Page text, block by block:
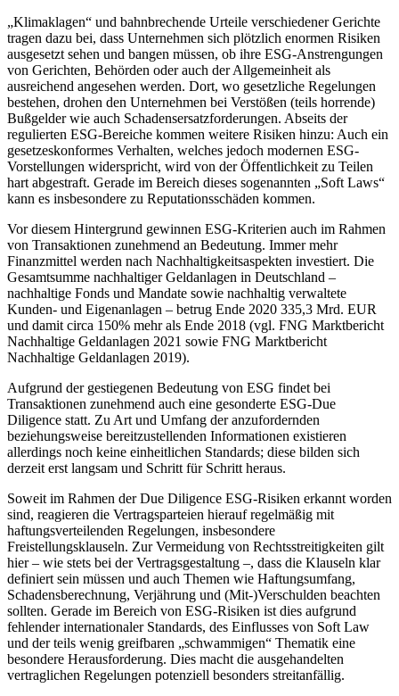
„Klimaklagen“ und bahnbrechende Urteile verschiedener Gerichte
tragen dazu bei, dass Unternehmen sich plötzlich enormen Risiken
ausgesetzt sehen und bangen müssen, ob ihre ESG-Anstrengungen
von Gerichten, Behörden oder auch der Allgemeinheit als
ausreichend angesehen werden. Dort, wo gesetzliche Regelungen
bestehen, drohen den Unternehmen bei Verstößen (teils horrende)
Bußgelder wie auch Schadensersatzforderungen. Abseits der
regulierten ESG-Bereiche kommen weitere Risiken hinzu: Auch ein
gesetzeskonformes Verhalten, welches jedoch modernen ESG-
Vorstellungen widerspricht, wird von der Öffentlichkeit zu Teilen
hart abgestraft. Gerade im Bereich dieses sogenannten „Soft Laws“
kann es insbesondere zu Reputationsschäden kommen.
Vor diesem Hintergrund gewinnen ESG-Kriterien auch im Rahmen
von Transaktionen zunehmend an Bedeutung. Immer mehr
Finanzmittel werden nach Nachhaltigkeitsaspekten investiert. Die
Gesamtsumme nachhaltiger Geldanlagen in Deutschland –
nachhaltige Fonds und Mandate sowie nachhaltig verwaltete
Kunden- und Eigenanlagen – betrug Ende 2020 335,3 Mrd. EUR
und damit circa 150% mehr als Ende 2018 (vgl. FNG Marktbericht
Nachhaltige Geldanlagen 2021 sowie FNG Marktbericht
Nachhaltige Geldanlagen 2019).
Aufgrund der gestiegenen Bedeutung von ESG findet bei
Transaktionen zunehmend auch eine gesonderte ESG-Due
Diligence statt. Zu Art und Umfang der anzufordernden
beziehungsweise bereitzustellenden Informationen existieren
allerdings noch keine einheitlichen Standards; diese bilden sich
derzeit erst langsam und Schritt für Schritt heraus.
Soweit im Rahmen der Due Diligence ESG-Risiken erkannt worden
sind, reagieren die Vertragsparteien hierauf regelmäßig mit
haftungsverteilenden Regelungen, insbesondere
Freistellungsklauseln. Zur Vermeidung von Rechtsstreitigkeiten gilt
hier – wie stets bei der Vertragsgestaltung –, dass die Klauseln klar
definiert sein müssen und auch Themen wie Haftungsumfang,
Schadensberechnung, Verjährung und (Mit-)Verschulden beachten
sollten. Gerade im Bereich von ESG-Risiken ist dies aufgrund
fehlender internationaler Standards, des Einflusses von Soft Law
und der teils wenig greifbaren „schwammigen“ Thematik eine
besondere Herausforderung. Dies macht die ausgehandelten
vertraglichen Regelungen potenziell besonders streitanfällig.